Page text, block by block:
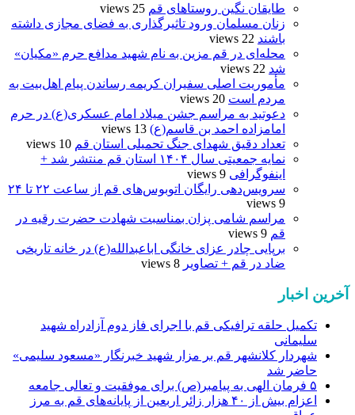
طایقان نگین روستاهای قم 25 views
زنان مسلمان ورود تاثیرگذاری به فضای مجازی داشته
باشند 22 views
محله‌ای در قم مزین به نام شهید مدافع حرم «مکیان»
شد 22 views
مأموریت اصلی سفیران کریمه رساندن پیام اهل‌بیت به
مردم است 20 views
دعوتید به مراسم جشن میلاد امام عسکری(ع) در حرم
امامزاده احمد بن قاسم(ع) 13 views
تعداد دقیق شهدای جنگ تحمیلی استان قم 10 views
نمایه جمعیتی سال ۱۴۰۴ استان قم منتشر شد +
اینفوگرافی 9 views
سرویس‌دهی رایگان اتوبوس‌های قم از ساعت ۲۲ تا ۲۴
9 views
مراسم شامی پزان بمناسبت شهادت حضرت رقیه در
قم 9 views
برپایی چادر عزای خانگی اباعبدالله(ع) در خانه تاریخی
ضاد در قم + تصاویر 8 views
آخرین اخبار
تکمیل حلقه ترافیکی قم با اجرای فاز دوم آزادراه شهید
سلیمانی
شهردار کلانشهر قم بر مزار شهید خبرنگار «مسعود سلیمی»
حاضر شد
۵ فرمان الهی به پیامبر(ص) برای موفقیت و تعالی جامعه
اعزام بیش از ۴۰ هزار زائر اربعین از پایانه‌های قم به مرز